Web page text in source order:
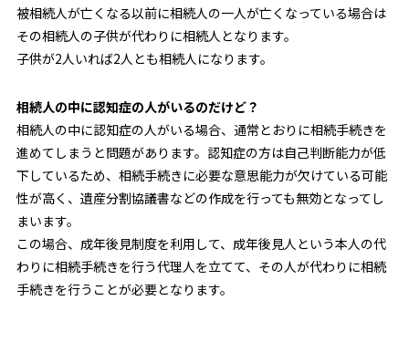
被相続人が亡くなる以前に相続人の一人が亡くなっている場合は
その相続人の子供が代わりに相続人となります。
子供が2人いれば2人とも相続人になります。
相続人の中に認知症の人がいるのだけど？
相続人の中に認知症の人がいる場合、通常とおりに相続手続きを
進めてしまうと問題があります。認知症の方は自己判断能力が低
下しているため、相続手続きに必要な意思能力が欠けている可能
性が高く、遺産分割協議書などの作成を行っても無効となってし
まいます。
この場合、成年後見制度を利用して、成年後見人という本人の代
わりに相続手続きを行う代理人を立てて、その人が代わりに相続
手続きを行うことが必要となります。